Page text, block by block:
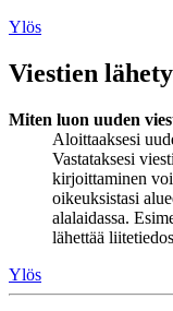
Ylös
Viestien
Miten luon uuden
Aloittaaksesi
Vastataksesi
kirjoittaminen
oikeuksistasi
alalaidassa.
lähettää
Ylös